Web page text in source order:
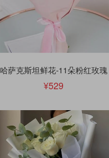
哈萨克斯坦鲜花-11朵粉红玫瑰
529